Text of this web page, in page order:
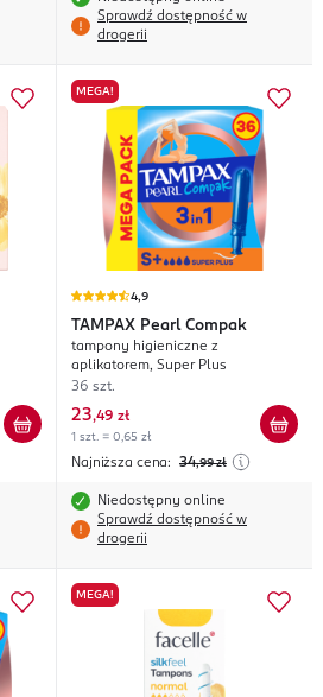
Sprawdź dostępność w
drogerii
MEGA!
4,9
TAMPAX Pearl Compak
tampony higieniczne z
aplikatorem, Super Plus
36 szt.
23,49 zł
1 szt. = 0,65 zł
Najniższa cena: 34,99 zł
Niedostępny online
Sprawdź dostępność w
drogerii
MEGA!